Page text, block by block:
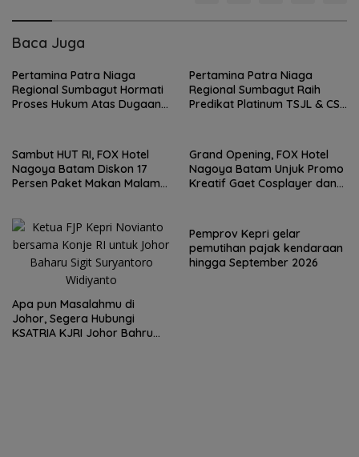
Baca Juga
Pertamina Patra Niaga
Regional Sumbagut Hormati
Proses Hukum Atas Dugaan
Pertamina Patra Niaga
Regional Sumbagut Raih
Predikat Platinum TSJL & CSR
Sambut HUT RI, FOX Hotel
Nagoya Batam Diskon 17
Persen Paket Makan Malam
Grand Opening, FOX Hotel
Nagoya Batam Unjuk Promo
Kreatif Gaet Cosplayer dan
Apa pun Masalahmu di
Johor, Segera Hubungi
KSATRIA KJRI Johor Bahru
Pemprov Kepri gelar
pemutihan pajak kendaraan
hingga September 2026